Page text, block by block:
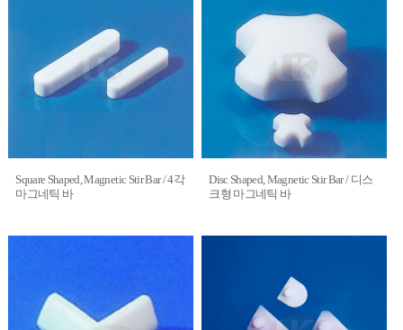
Square Shaped, Magnetic Stir Bar / 4각
마그네틱 바
Disc Shaped, Magnetic Stir Bar / 디스
크형 마그네틱 바